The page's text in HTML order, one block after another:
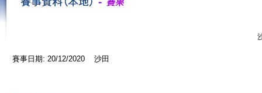
賽事日期: 20/12/2020 沙田